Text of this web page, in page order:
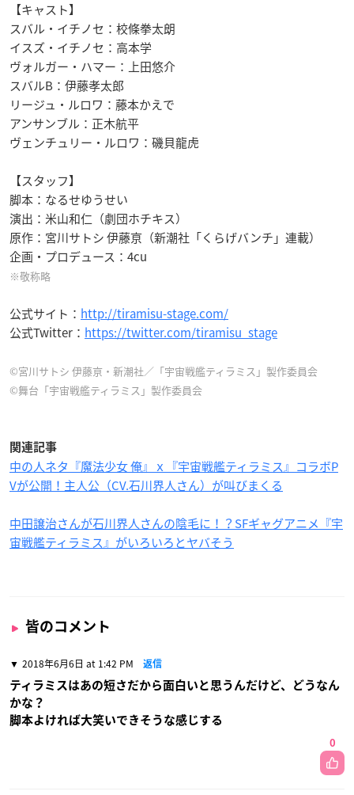
【キャスト】
スバル・イチノセ：校條拳太朗
イスズ・イチノセ：高本学
ヴォルガー・ハマー：上田悠介
スバルB：伊藤孝太郎
リージュ・ルロワ：藤本かえで
アンサンブル：正木航平
ヴェンチュリー・ルロワ：磯貝龍虎
【スタッフ】
脚本：なるせゆうせい
演出：米山和仁（劇団ホチキス）
原作：宮川サトシ 伊藤亰（新潮社「くらげバンチ」連載）
企画・プロデュース：4cu
※敬称略
公式サイト： http://tiramisu-stage.com/
公式Twitter： https://twitter.com/tiramisu_stage
©宮川サトシ 伊藤亰・新潮社／「宇宙戦艦ティラミス」製作委員会
©舞台「宇宙戦艦ティラミス」製作委員会
関連記事
中の人ネタ『魔法少女 俺』ｘ『宇宙戦艦ティラミス』コラボP
Vが公開！主人公（CV.石川界人さん）が叫びまくる
中田譲治さんが石川界人さんの陰毛に！？SFギャグアニメ『宇
宙戦艦ティラミス』がいろいろとヤバそう
皆のコメント
2018年6月6日 at 1:42 PM 返信
ティラミスはあの短さだから面白いと思うんだけど、どうなん
かな？
脚本よければ大笑いできそうな感じする
0